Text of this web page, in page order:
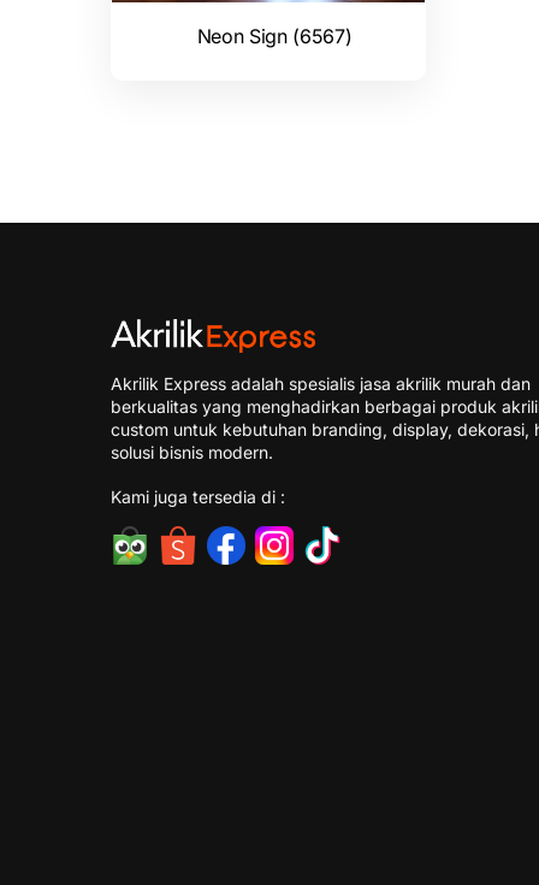
Neon Sign (6567)
Akrilik Express adalah spesialis jasa akrilik murah dan
berkualitas yang menghadirkan berbagai produk
custom untuk kebutuhan branding, display, dekorasi,
solusi bisnis modern.
Kami juga tersedia di :